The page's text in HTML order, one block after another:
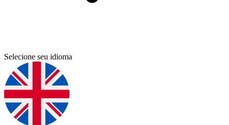
Selecione seu idioma